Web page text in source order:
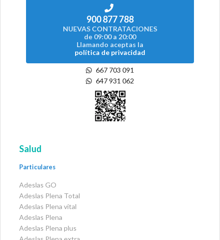
900 877 788
NUEVAS CONTRATACIONES
de 09:00 a 20:00
Llamando aceptas la
política de privacidad
667 703 091
647 931 062
Salud
Particulares
Adeslas GO
Adeslas Plena Total
Adeslas Plena vital
Adeslas Plena
Adeslas Plena plus